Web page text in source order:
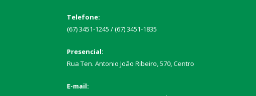
Telefone:
(67) 3451-1245 / (67) 3451-1835
Presencial:
Rua Ten. Antonio João Ribeiro, 570, Centro
E-mail: